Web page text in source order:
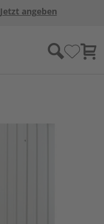
Jetzt angeben